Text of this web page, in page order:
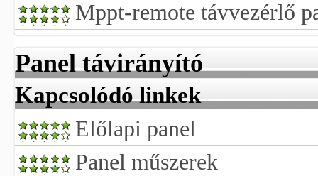
Mppt-remote távvezérlő
Panel távirányító
Kapcsolódó linkek
Előlapi panel
Panel műszerek